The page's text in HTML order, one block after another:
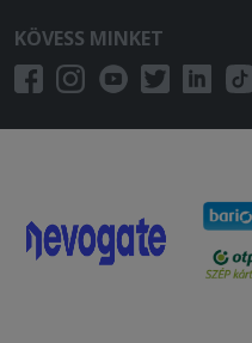
KÖVESS MINKET